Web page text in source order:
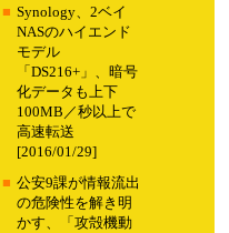
■ Synology、2ベイ
NASのハイエンド
モデル
「DS216+」、暗号
化データも上下
100MB／秒以上で
高速転送
[2016/01/29]
■ 公安9課が情報流出
の危険性を解き明
かす、「攻殻機動